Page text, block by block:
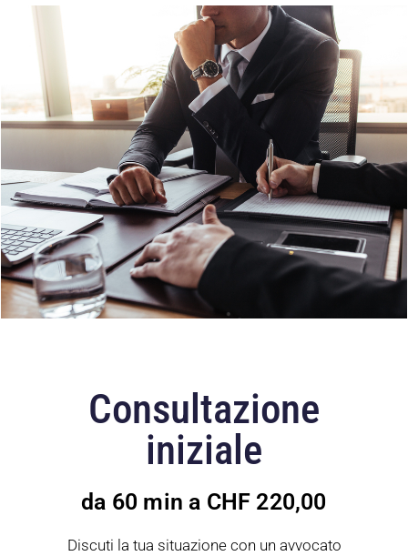
Consultazione
iniziale
da 60 min a CHF 220,00
Discuti la tua situazione con un avvocato